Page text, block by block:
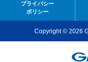
プライバシー
ポリシー
Copyright © 2026